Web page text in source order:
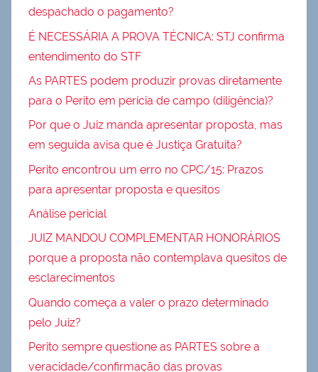
despachado o pagamento?
É NECESSÁRIA A PROVA TÉCNICA: STJ confirma
entendimento do STF
As PARTES podem produzir provas diretamente
para o Perito em perícia de campo (diligência)?
Por que o Juiz manda apresentar proposta, mas
em seguida avisa que é Justiça Gratuita?
Perito encontrou um erro no CPC/15: Prazos
para apresentar proposta e quesitos
Análise pericial
JUIZ MANDOU COMPLEMENTAR HONORÁRIOS
porque a proposta não contemplava quesitos de
esclarecimentos
Quando começa a valer o prazo determinado
pelo Juiz?
Perito sempre questione as PARTES sobre a
veracidade/confirmação das provas